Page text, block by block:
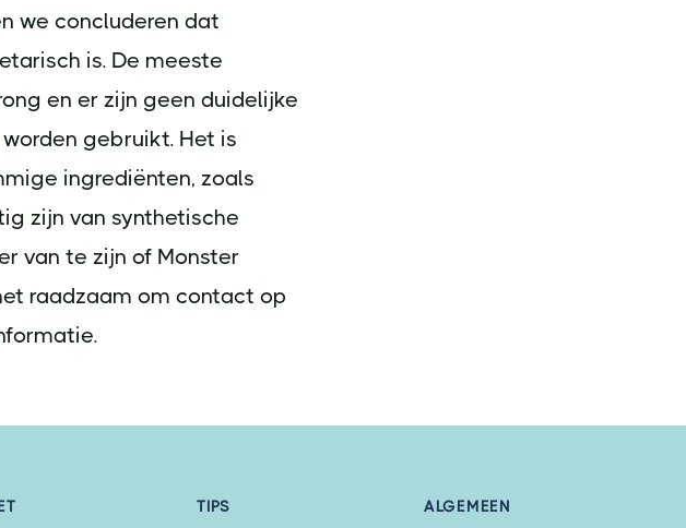
we concluderen dat
is. De meeste
en er zijn geen duidelijke
gebruikt. Het is
ingrediënten, zoals
zijn van synthetische
van te zijn of Monster
raadzaam om contact op
TIPS ALGEMEEN